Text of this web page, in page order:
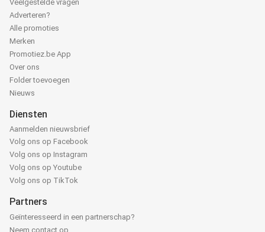
Veelgestelde vragen
Adverteren?
Alle promoties
Merken
Promotiez.be App
Over ons
Folder toevoegen
Nieuws
Diensten
Aanmelden nieuwsbrief
Volg ons op Facebook
Volg ons op Instagram
Volg ons op Youtube
Volg ons op TikTok
Partners
Geïnteresseerd in een partnerschap?
Neem contact op